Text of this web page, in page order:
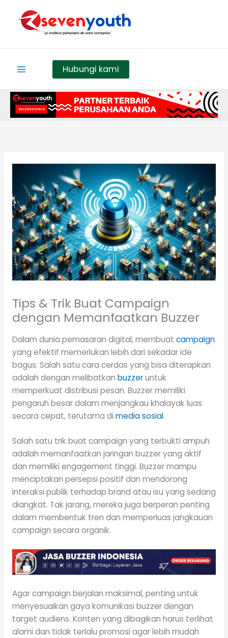
content
Hubungi kami
Tips & Trik Buat Campaign
dengan Memanfaatkan Buzzer
Dalam dunia pemasaran digital, membuat campaign
yang efektif memerlukan lebih dari sekadar ide
bagus. Salah satu cara cerdas yang bisa diterapkan
adalah dengan melibatkan buzzeruntuk
memperkuat distribusi pesan. Buzzer memiliki
pengaruh besar dalam menjangkau khalayak luas
secara cepat, terutama di media sosial.
Salah satu trik buat campaign yang terbukti ampuh
adalah memanfaatkan jaringan buzzer yang aktif
dan memiliki engagement tinggi. Buzzer mampu
menciptakan persepsi positif dan mendorong
interaksi publik terhadap brand atau isu yang sedang
diangkat. Tak jarang, mereka juga berperan penting
dalam membentuk tren dan memperluas jangkauan
campaign secara organik.
Agar campaign berjalan maksimal, penting untuk
menyesuaikan gaya komunikasi buzzer dengan
target audiens. Konten yang dibagikan harus terlihat
alami dan tidak terlalu promosi agar lebih mudah